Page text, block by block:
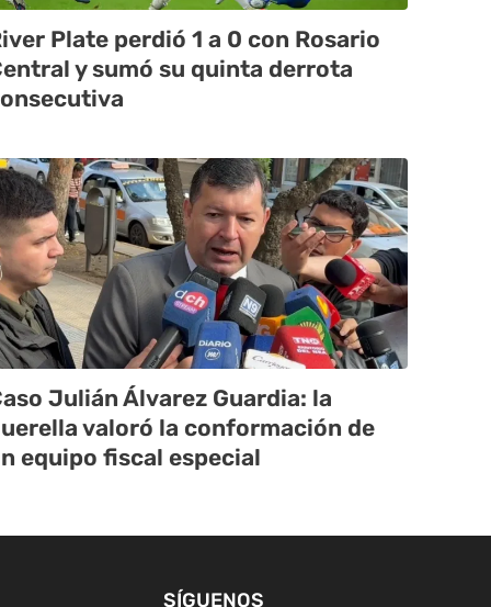
Plate perdió 1 a 0 con Rosario
y sumó su quinta derrota
Julián Álvarez Guardia: la
valoró la conformación de
equipo fiscal especial
SÍGUENOS